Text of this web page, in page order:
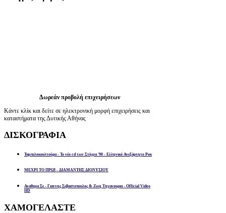
Δωρεάν προβολή επιχειρήσεων
Κάντε κλίκ και δείτε σε ηλεκτρονική μορφή επιχειρήσεις και
καταστήματα της Δυτικής Αθήνας
ΔΙΣΚΟΓΡΑΦΙΑ
Ταμπελοκουλτούρα - Το νέο cd των Στίγμα '90 - Ελληνικό Ανεξάρτητο Ροκ
ΜΕΧΡΙ ΤΟ ΠΡΩΙ - ΔΙΑΜΑΝΤΗΣ ΔΙΟΝΥΣΙΟΥ
Αναθεμα Σε - Γιαννης Σεβαστοπουλος & Ζωη Τηγανουρια - Official Video
HD
ΧΑΜΟΓΕΛΑΣΤΕ